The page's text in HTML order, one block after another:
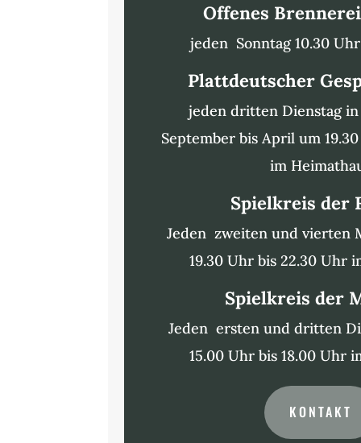
Offenes
jeden Sonntag 10.30
Plattdeutscher
jeden dritten Dienstag
September bis April um
im
Spielkreis der
Jeden zweiten und vierten
19.30 Uhr bis 22.30 Uhr
Spielkreis der
Jeden ersten und dritten
15.00 Uhr bis 18.00 Uhr
KONTAKT